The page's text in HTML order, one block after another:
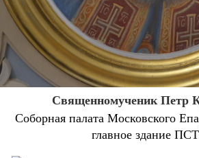
Священномученик Петр
Соборная палата Московского
главное здание